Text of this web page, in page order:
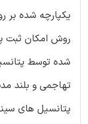
یکپارچه شده بر
روش امکان ثبت
شده توسط
تهاجمی و بلند
پتانسیل های